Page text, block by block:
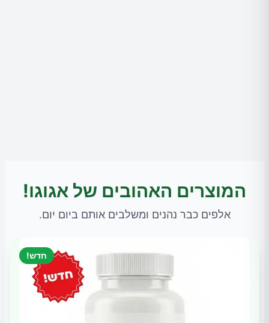
המוצרים האהובים של אגוגו!
אלפים כבר נהנים ומשלבים אותם ביום יום.
חדש!